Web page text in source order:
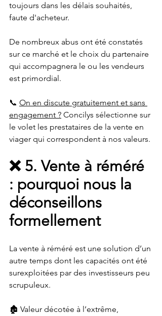
toujours dans les délais souhaités,
faute d'acheteur.
De nombreux abus ont été constatés
sur ce marché et le choix du partenaire
qui accompagnera le ou les vendeurs
est primordial.
📞 On en discute gratuitement et sans
engagement ? Concilys sélectionne sur
le volet les prestataires de la vente en
viager qui correspondent à nos valeurs.
❌ 5. Vente à réméré
: pourquoi nous la
déconseillons
formellement
La vente à réméré est une solution d’un
autre temps dont les capacités ont été
surexploitées par des investisseurs peu
scrupuleux.
🏚️ Valeur décotée à l’extrême,